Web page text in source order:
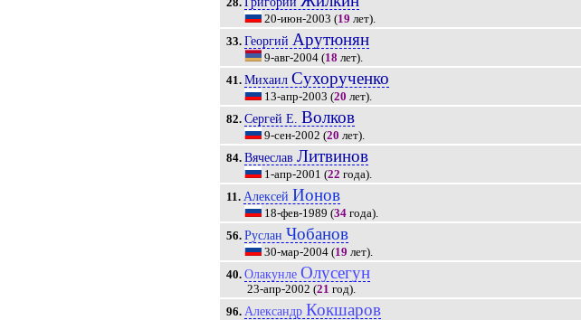
28.
20-июн-2003 (19 лет).
33.Георгий Арутюнян
9-авг-2004 (18 лет).
41.МихаилСухорученко
13-апр-2003 (20 лет).
82.Сергей Е. Волков
9-сен-2002 (20 лет).
84.ВячеславЛитвинов
1-апр-2001 (22 года).
11.Алексей Ионов
18-фев-1989 (34 года).
56.Руслан Чобанов
30-мар-2004 (19 лет).
40.ОлакунлеОлусегун
23-апр-2002 (21 год).
96.Александр Кокшаров